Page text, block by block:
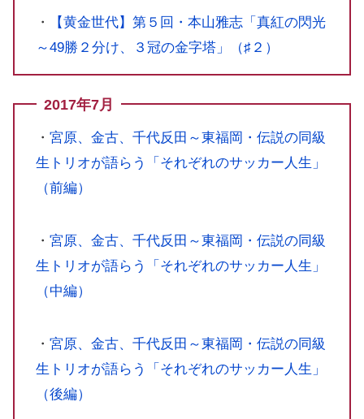
・
【黄金世代】第５回・本山雅志「真紅の閃光
～49勝２分け、３冠の金字塔」（♯２）
2017年7月
・ 宮原、金古、千代反田～東福岡・伝説の同級
生トリオが語らう「それぞれのサッカー人生」
（前編）
・ 宮原、金古、千代反田～東福岡・伝説の同級
生トリオが語らう「それぞれのサッカー人生」
（中編）
・ 宮原、金古、千代反田～東福岡・伝説の同級
生トリオが語らう「それぞれのサッカー人生」
（後編）